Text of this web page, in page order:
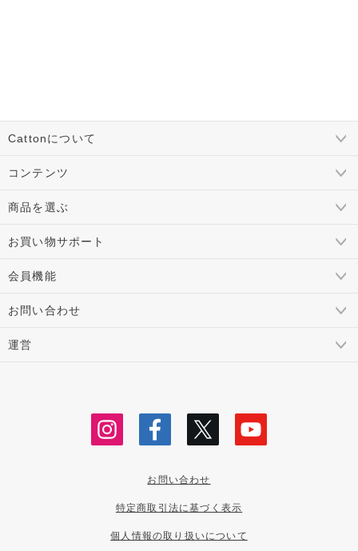
Cattonについて
コンテンツ
商品を選ぶ
お買い物サポート
会員機能
お問い合わせ
運営
お問い合わせ
特定商取引法に基づく表示
個人情報の取り扱いについて